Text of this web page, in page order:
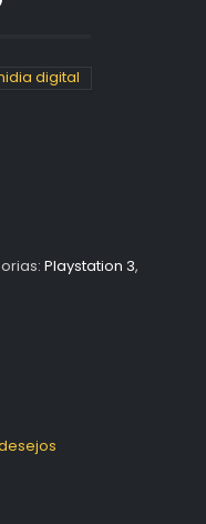
digital
Playstation 3,